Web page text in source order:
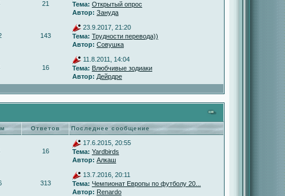
21
Тема: Открытый опрос
Автор: Зануда
143
23.9.2017, 21:20
Тема: Трудности перевода))
Автор: Совушка
16
11.8.2011, 14:04
Тема: Влюбчивые зодиаки
Автор: Дейрдре
Ответов Последнее сообщение
16
17.6.2015, 20:55
Тема: Yardbirds
Автор: Алкаш
313
13.7.2016, 20:11
Тема: Чемпионат Европы по футболу 20...
Автор: Renardo